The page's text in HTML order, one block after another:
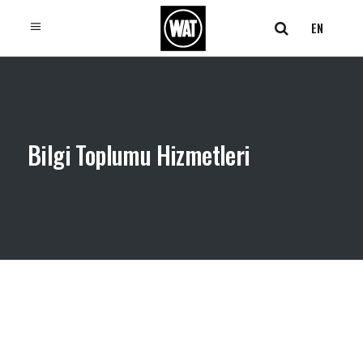
EN
Bilgi Toplumu Hizmetleri